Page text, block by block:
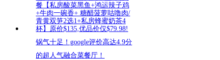
锅气十足！google评价高达4.9分
的超人气融合菜餐厅！